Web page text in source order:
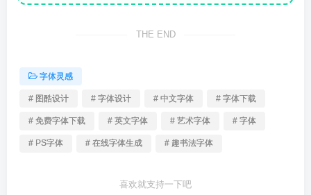
THE END
字体灵感
# 图酷设计 # 字体设计 # 中文字体 # 字体下载
# 免费字体下载 # 英文字体 # 艺术字体 # 字体
# PS字体 # 在线字体生成 # 趣书法字体
喜欢就支持一下吧